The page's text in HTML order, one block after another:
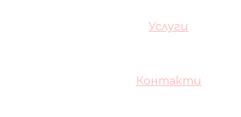
Услуги
Контакти